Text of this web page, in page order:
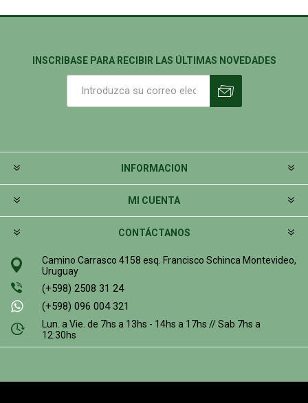
INSCRIBASE PARA RECIBIR LAS ÚLTIMAS NOVEDADES
INFORMACION
MI CUENTA
CONTÁCTANOS
Camino Carrasco 4158 esq. Francisco Schinca Montevideo,
Uruguay
(+598) 2508 31 24
(+598) 096 004 321
Lun. a Vie. de 7hs a 13hs - 14hs a 17hs // Sab 7hs a
12:30hs